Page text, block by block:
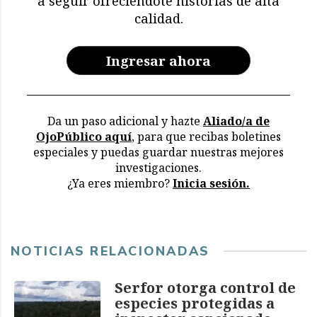
en los archivos de la CVR
calidad.
Ingresar ahora
Da un paso adicional y hazte Aliado/a de
OjoPúblico aquí, para que recibas boletines
especiales y puedas guardar nuestras mejores
investigaciones.
¿Ya eres miembro?Inicia sesión.
NOTICIAS RELACIONADAS
Serfor otorga control de
especies protegidas a